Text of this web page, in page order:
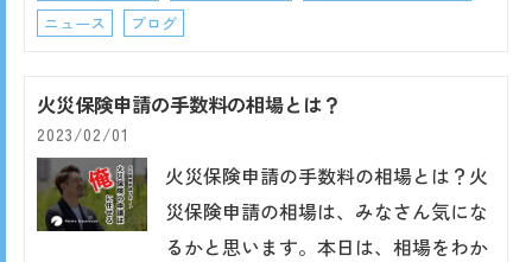
ニュース
ブログ
火災保険申請の手数料の相場とは？
2023/02/01
火災保険申請の手数料の相場とは？火
災保険申請の相場は、みなさん気にな
るかと思います。本日は、相場をわか